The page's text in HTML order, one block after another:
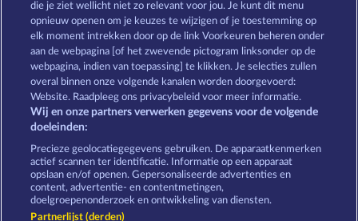
Algemene voorwaarden Privacyverklaring
Colofon Bedrijf FAQ
Partnerprogramma Facebook
Terugbetalingsverzoek indienen
die je ziet wellicht niet zo relevant voor jou. Je kunt dit menu
opnieuw openen om je keuzes te wijzigen of je toestemming op
elk moment intrekken door op de link Voorkeuren beheren onder
aan de webpagina [of het zwevende pictogram linksonder op de
webpagina, indien van toepassing] te klikken. Je selecties zullen
overal binnen onze volgende kanalen worden doorgevoerd:
Website. Raadpleeg ons privacybeleid voor meer informatie.
Wij en onze partners verwerken gegevens voor de volgende
doeleinden:
Precieze geolocatiegegevens gebruiken. De apparaatkenmerken
actief scannen ter identificatie. Informatie op een apparaat
opslaan en/of openen. Gepersonaliseerde advertenties en
content, advertentie- en contentmetingen,
doelgroepenonderzoek en ontwikkeling van diensten.
Partnerlijst (derden)